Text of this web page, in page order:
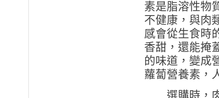
素是脂溶性物
不健康，與肉
感會從生食時
香甜，還能掩
的味道，變成
蘿蔔營養素，
選購時，肉